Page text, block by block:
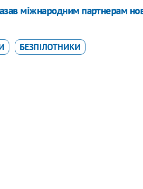
міжнародним партнерам
БЕЗПІЛОТНИКИ